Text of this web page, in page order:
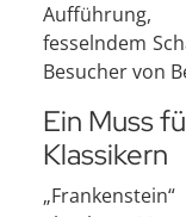
Aufführung,
fesselndem
Besucher von
Ein Muss
Klassikern